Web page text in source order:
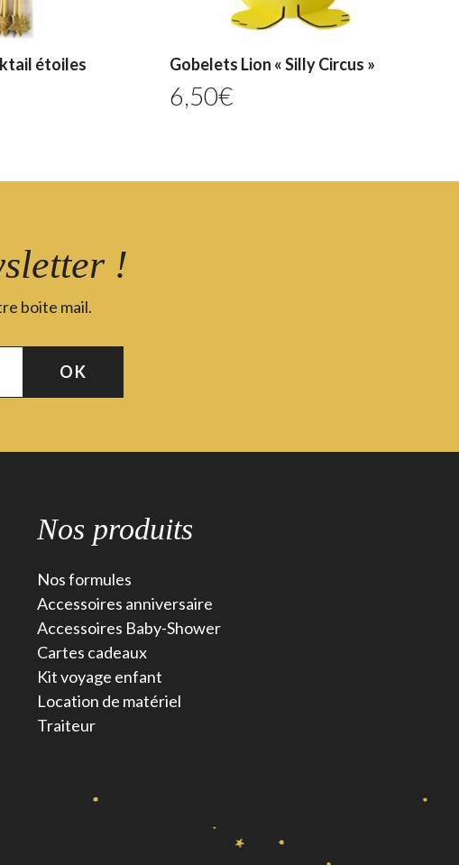
étoiles Gobelets Lion « Silly Circus »
6,50€
!
boite mail.
Nos produits
Nos formules
Accessoires anniversaire
Accessoires Baby-Shower
Cartes cadeaux
Kit voyage enfant
Location de matériel
Traiteur